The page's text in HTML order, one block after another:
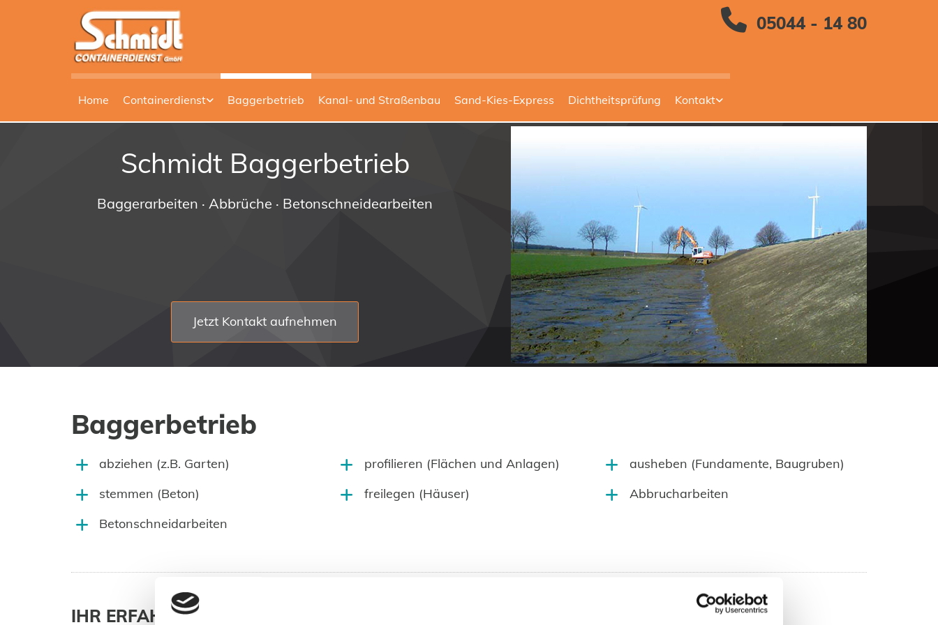
Zum Inhalt springen 05044 - 14 80
Home Containerdienst Baggerbetrieb Kanal- und Straßenbau Sand-Kies-Express Dichtheitsprüfung Kontakt
Schmidt Baggerbetrieb
Baggerarbeiten · Abbrüche · Betonschneidearbeiten
Jetzt Kontakt aufnehmen
Baggerbetrieb
abziehen (z.B. Garten) profilieren (Flächen und Anlagen)
ausheben (Fundamente, Baugruben)
stemmen (Beton)
freilegen (Häuser)
Abbrucharbeiten
Betonschneidarbeiten
IHR ERFAHRENER PARTNER FÜR BAGGERARBEITEN UM SPRINGE